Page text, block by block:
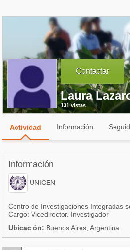
en español
- Piensos
en inglés
Contactar
Laura
131 vistas
Actividad Información
Información
UNICEN
Centro de Investigaciones Integradas
Cargo: Vicedirector. Investigador
Ubicación: Buenos Aires, Argentina